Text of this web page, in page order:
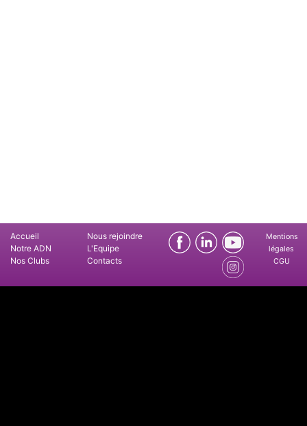
Accueil
Notre ADN
Nos Clubs
Nous rejoindre
L'Equipe
Contacts
Mentions
légales
CGU